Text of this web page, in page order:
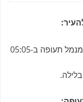
האוטובוס הראשון מתחיל את נסיעתו מנמל תעופה ב-05:05